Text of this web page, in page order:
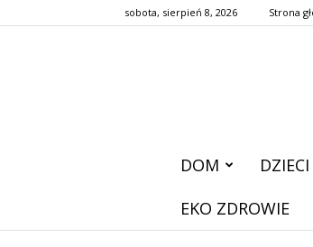
sobota, sierpień 8, 2026 Strona
DOM DZIECI
EKO ZDROWIE